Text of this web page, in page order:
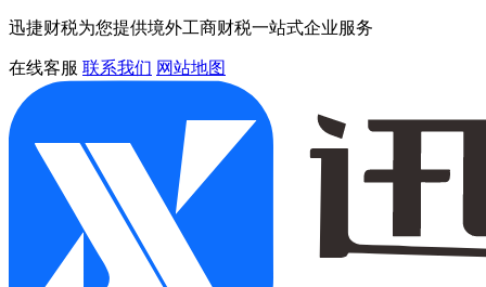
迅捷财税为您提供境外工商财税一站式企业服务
在线客服 联系我们 网站地图